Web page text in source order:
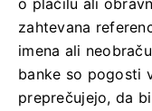
o plačilu ali
zahtevana
imena ali
banke so pogosti
preprečujejo, da